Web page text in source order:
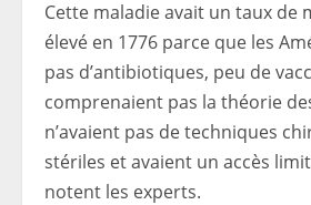
Cette maladie avait un taux de
élevé en 1776 parce que les
pas d’antibiotiques, peu de
comprenaient pas la théorie
n’avaient pas de techniques
stériles et avaient un accès
notent les experts.